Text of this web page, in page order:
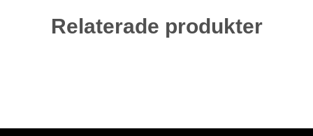
Relaterade produkter